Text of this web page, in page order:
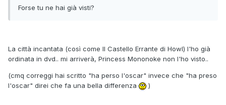
Forse tu ne hai già visti?
La città incantata (così come Il Castello Errante di Howl) l'ho già
ordinata in dvd.. mi arriverà, Princess Mononoke non l'ho visto..
(cmq correggi hai scritto "ha perso l'oscar" invece che "ha preso
l'oscar" direi che fa una bella differenza
)